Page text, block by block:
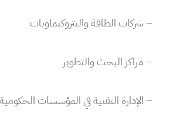
– شركات الطاقة والبتروكيماويات
– مراكز البحث والتطوير
– الإدارة التقنية في المؤسسات